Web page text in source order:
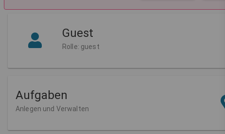
Guest
Rolle: guest
Aufgaben
Anlegen und Verwalten